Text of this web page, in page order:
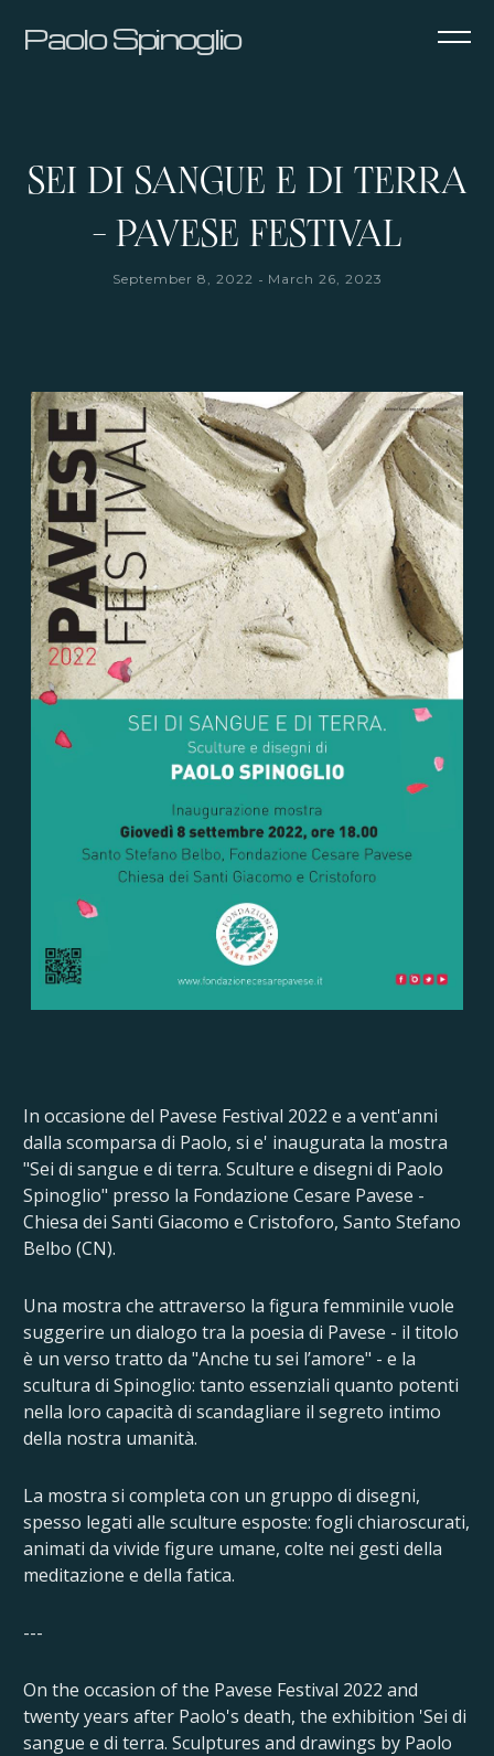
SEI DI SANGUE E DI TERRA
- PAVESE FESTIVAL
September 8, 2022 - March 26, 2023
In occasione del Pavese Festival 2022 e a vent'anni
dalla scomparsa di Paolo, si e' inaugurata la mostra
"Sei di sangue e di terra. Sculture e disegni di Paolo
Spinoglio" presso la Fondazione Cesare Pavese -
Chiesa dei Santi Giacomo e Cristoforo, Santo Stefano
Belbo (CN).
Una mostra che attraverso la figura femminile vuole
suggerire un dialogo tra la poesia di Pavese - il titolo
è un verso tratto da "Anche tu sei l’amore" - e la
scultura di Spinoglio: tanto essenziali quanto potenti
nella loro capacità di scandagliare il segreto intimo
della nostra umanità.
La mostra si completa con un gruppo di disegni,
spesso legati alle sculture esposte: fogli chiaroscurati,
animati da vivide figure umane, colte nei gesti della
meditazione e della fatica.
---
On the occasion of the Pavese Festival 2022 and
twenty years after Paolo's death, the exhibition 'Sei di
sangue e di terra. Sculptures and drawings by Paolo
Paolo Spinoglio